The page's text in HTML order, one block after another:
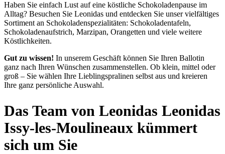
Haben Sie einfach Lust auf eine köstliche Schokoladenpause im
Alltag? Besuchen Sie Leonidas und entdecken Sie unser vielfältiges
Sortiment an Schokoladenspezialitäten: Schokoladentafeln,
Schokoladenaufstrich, Marzipan, Orangetten und viele weitere
Köstlichkeiten.
Gut zu wissen! In unserem Geschäft können Sie Ihren Ballotin
ganz nach Ihren Wünschen zusammenstellen. Ob klein, mittel oder
groß – Sie wählen Ihre Lieblingspralinen selbst aus und kreieren
Ihre ganz persönliche Auswahl.
Das Team von Leonidas Leonidas
Issy-les-Moulineaux kümmert
sich um Sie